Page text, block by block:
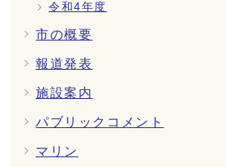
令和4年度
市の概要
報道発表
施設案内
パブリックコメント
マリン